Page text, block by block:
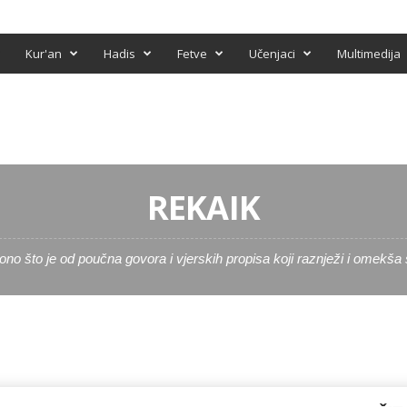
Kur'an Hadis Fetve Učenjaci Multimedija
REKAIK
što je od poučna govora i vjerskih propisa koji raznježi i omekša